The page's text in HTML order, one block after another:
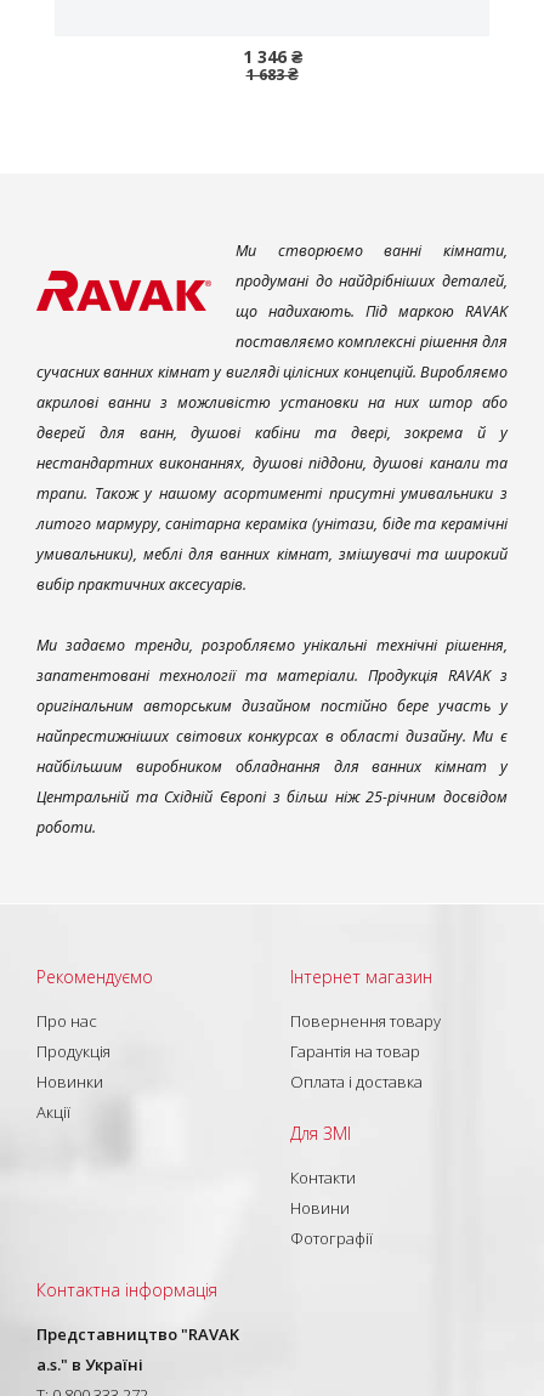
1 346 ₴
1 683 ₴
Ми створюємо ванні кімнати,
продумані до найдрібніших деталей,
що надихають. Під маркою RAVAK
поставляємо комплексні рішення для
сучасних ванних кімнат у вигляді цілісних концепцій. Виробляємо
акрилові ванни з можливістю установки на них штор або
дверей для ванн, душові кабіни та двері, зокрема й у
нестандартних виконаннях, душові піддони, душові канали та
трапи. Також у нашому асортименті присутні умивальники з
литого мармуру, санітарна кераміка (унітази, біде та керамічні
умивальники), меблі для ванних кімнат, змішувачі та широкий
вибір практичних аксесуарів.
Ми задаємо тренди, розробляємо унікальні технічні рішення,
запатентовані технології та матеріали. Продукція RAVAK з
оригінальним авторським дизайном постійно бере участь у
найпрестижніших світових конкурсах в області дизайну. Ми є
найбільшим виробником обладнання для ванних кімнат у
Центральній та Східній Європі з більш ніж 25-річним досвідом
роботи.
Рекомендуємо
Про нас
Продукція
Новинки
Акції
Інтернет магазин
Повернення товару
Гарантія на товар
Оплата і доставка
Для ЗМІ
Контакти
Новини
Фотографії
Контактна інформація
Представництво "RAVAK
a.s." в Україні